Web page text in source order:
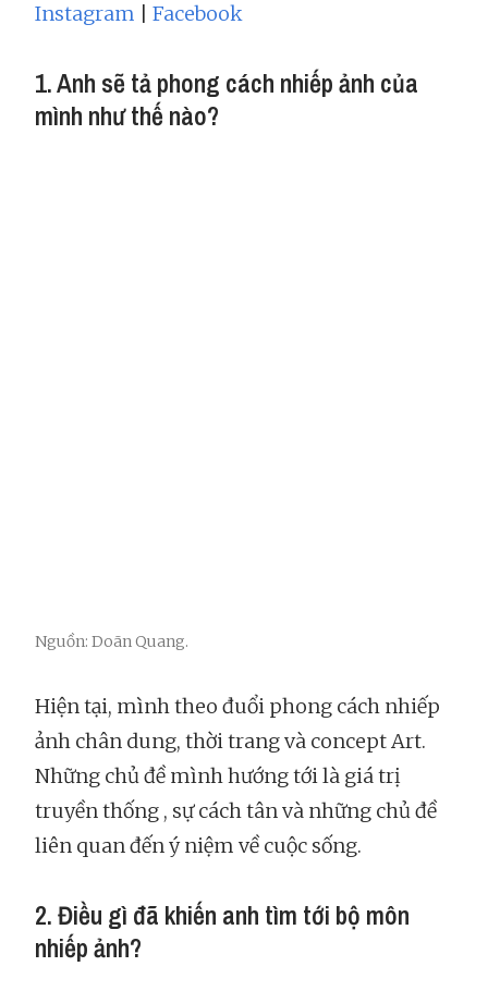
Instagram Facebook
1. Anh sẽ tả phong cách nhiếp ảnh của
mình như thế nào?
Nguồn: Doãn Quang.
Hiện tại, mình theo đuổi phong cách nhiếp
ảnh chân dung, thời trang và concept Art.
Những chủ đề mình hướng tới là giá trị
truyền thống , sự cách tân và những chủ đề
liên quan đến ý niệm về cuộc sống.
2. Điều gì đã khiến anh tìm tới bộ môn
nhiếp ảnh?